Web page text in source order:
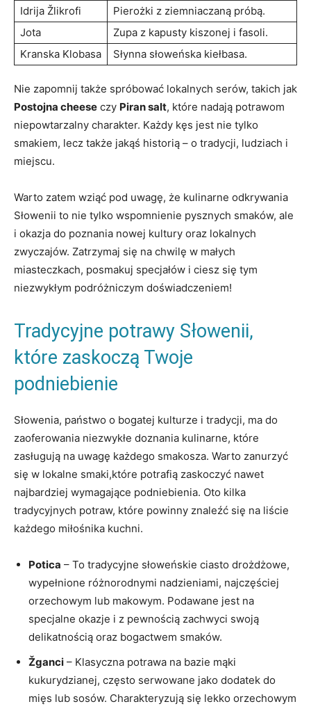
Idrija Žlikrofi
Pierożki z ziemniaczaną próbą.
Jota
Zupa z kapusty kiszonej i fasoli.
Kranska Klobasa
Słynna słoweńska kiełbasa.
Nie zapomnij także spróbować lokalnych serów, takich jak
Postojna cheese czy Piran salt, które nadają potrawom
niepowtarzalny charakter. Każdy kęs jest nie tylko
smakiem, lecz także jakąś historią – o tradycji, ludziach i
miejscu.
Warto zatem wziąć pod uwagę, że kulinarne odkrywania
Słowenii to nie tylko wspomnienie pysznych smaków, ale
i okazja do poznania nowej kultury oraz lokalnych
zwyczajów. Zatrzymaj się na chwilę w małych
miasteczkach, posmakuj specjałów i ciesz się tym
niezwykłym podróżniczym doświadczeniem!
Tradycyjne potrawy Słowenii,
które zaskoczą Twoje
podniebienie
Słowenia, państwo o bogatej kulturze i tradycji, ma do
zaoferowania niezwykłe doznania kulinarne, które
zasługują na uwagę każdego smakosza. Warto zanurzyć
się w lokalne smaki,które potrafią zaskoczyć nawet
najbardziej wymagające podniebienia. Oto kilka
tradycyjnych potraw, które powinny znaleźć się na liście
każdego miłośnika kuchni.
Potica – To tradycyjne słoweńskie ciasto drożdżowe,
wypełnione różnorodnymi nadzieniami, najczęściej
orzechowym lub makowym. Podawane jest na
specjalne okazje i z pewnością zachwyci swoją
delikatnością oraz bogactwem smaków.
Žganci – Klasyczna potrawa na bazie mąki
kukurydzianej, często serwowane jako dodatek do
mięs lub sosów. Charakteryzują się lekko orzechowym